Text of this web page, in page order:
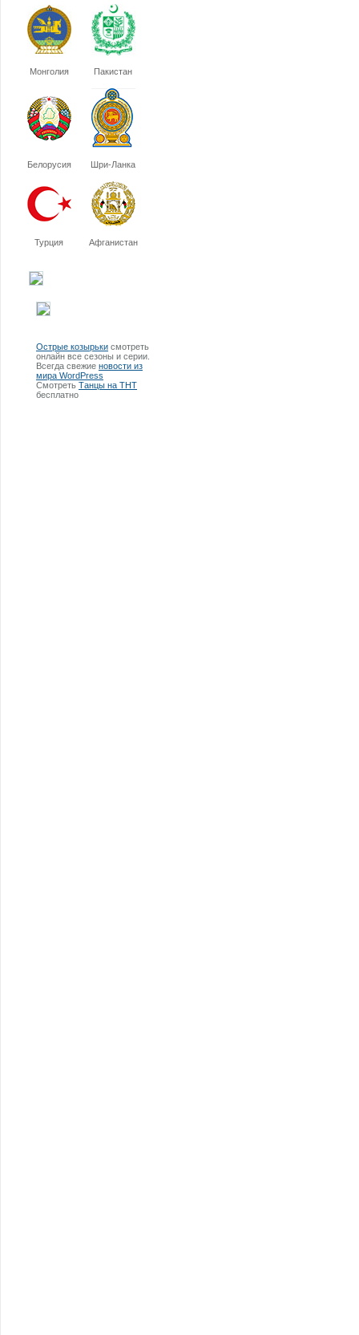
Монголия Пакистан
Белорусия Шри-Ланка
Турция Афганистан
Острые козырьки смотреть
онлайн все сезоны и серии.
Всегда свежие новости из
мира WordPress
Смотреть Танцы на ТНТ
бесплатно